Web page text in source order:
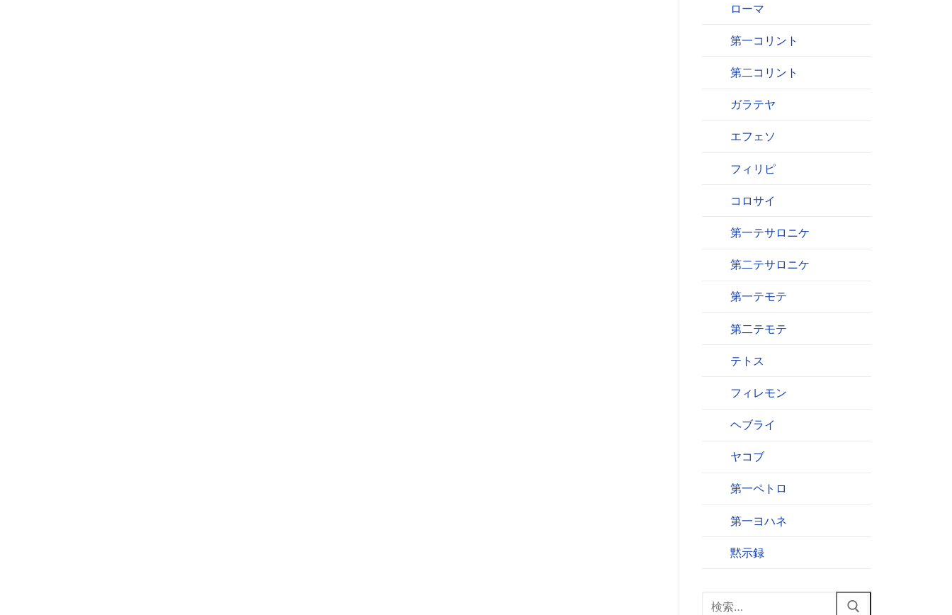
ローマ
第一コリント
第二コリント
ガラテヤ
エフェソ
フィリピ
コロサイ
第一テサロニケ
第二テサロニケ
第一テモテ
第二テモテ
テトス
フィレモン
ヘブライ
ヤコブ
第一ペトロ
第一ヨハネ
黙示録